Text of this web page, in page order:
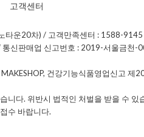
고객센터
타운20차) / 고객만족센터 : 1588-9145
통신판매업 신고번호 : 2019-서울금천-
건강기능식품영업신고
니다. 위반시 법적인 처벌을 받을 수 있
수 바랍니다.